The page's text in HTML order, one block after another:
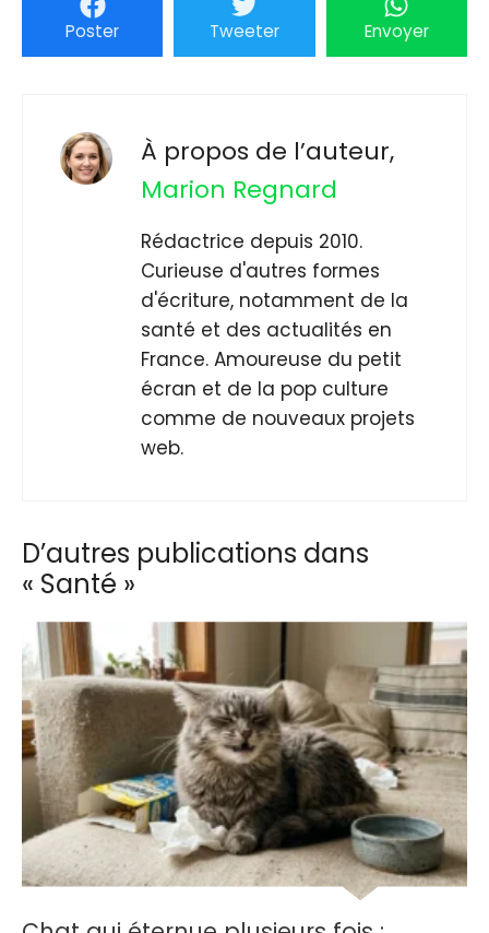
Poster Tweeter Envoyer
À propos de l’auteur,
Marion Regnard
Rédactrice depuis 2010.
Curieuse d'autres formes
d'écriture, notamment de la
santé et des actualités en
France. Amoureuse du petit
écran et de la pop culture
comme de nouveaux projets
web.
D’autres publications dans
« Santé »